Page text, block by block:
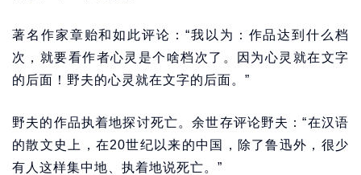
著名作家章贻和如此评论：“我以为：作品达到什么档
次，就要看作者心灵是个啥档次了。因为心灵就在文字
的后面！野夫的心灵就在文字的后面。”
野夫的作品执着地探讨死亡。余世存评论野夫：“在汉语
的散文史上，在20世纪以来的中国，除了鲁迅外，很少
有人这样集中地、执着地说死亡。”